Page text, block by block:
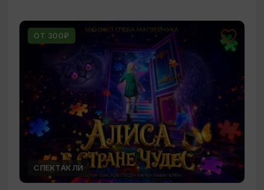
ОТ 300₽
СПЕКТАКЛИ